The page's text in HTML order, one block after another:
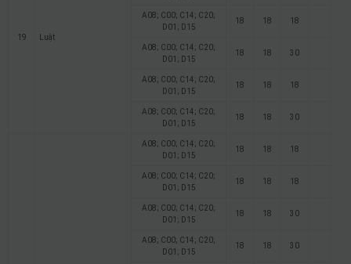
19 Luật
A08; C00; C14; C20;
D01; D15
18 18 18
A08; C00; C14; C20;
D01; D15
18 18 30
A08; C00; C14; C20;
D01; D15
18 18 18
A08; C00; C14; C20;
D01; D15
18 18 30
A08; C00; C14; C20;
D01; D15
18 18 18
A08; C00; C14; C20;
D01; D15
18 18 18
A08; C00; C14; C20;
D01; D15
18 18 30
A08; C00; C14; C20;
D01; D15
18 18 30